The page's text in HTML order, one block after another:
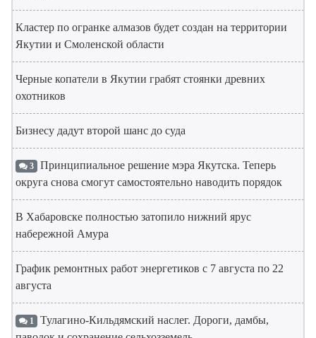
Кластер по огранке алмазов будет создан на территории
Якутии и Смоленской области
Черные копатели в Якутии грабят стоянки древних
охотников
Бизнесу дадут второй шанс до суда
3 Принципиальное решение мэра Якутска. Теперь
округа снова смогут самостоятельно наводить порядок
В Хабаровске полностью затопило нижний ярус
набережной Амура
График ремонтных работ энергетиков с 7 августа по 22
августа
1 Тулагино-Кильдямский наслег. Дороги, дамбы,